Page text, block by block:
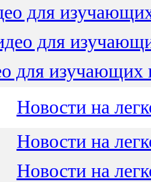
для
для
для изучающих
Новости на
Новости на
Новости на